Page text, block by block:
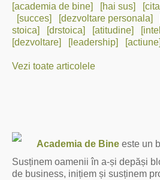
[academia de bine]
[hai sus]
[succes]
[dezvoltare personala]
stoica]
[drstoica] [atitudine]
[dezvoltare]
[leadership] [actiune]
Vezi toate articolele
Academia de Bine este un
Susținem oamenii în a-și depăși
de business, inițiem și susținem